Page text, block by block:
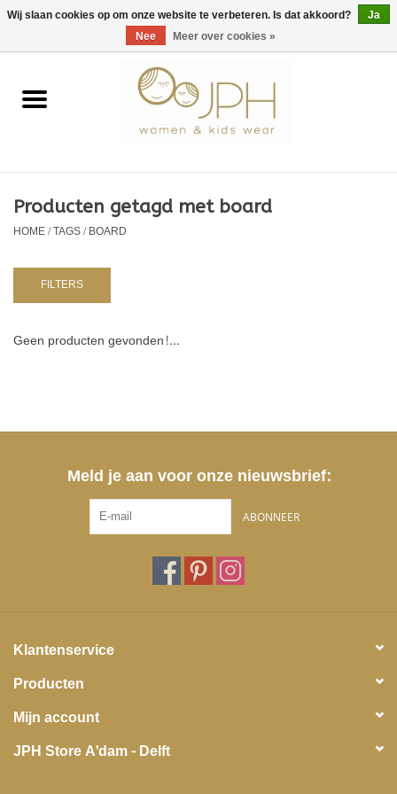
EUR/GBP/USD 0 Artikelen - €0,00
Home
Kids
NURSERY / TABLEWARE
Producten getagd met board
HOME/TAGS/BOARD
FILTERS
Geen producten gevonden!...
Meld je aan voor onze nieuwsbrief:
ABONNEER
Klantenservice
Producten
Mijn account
JPH Store A'dam - Delft
Wij slaan cookies op om onze website te verbeteren. Is dat akkoord?
Ja
Nee
Meer over cookies »